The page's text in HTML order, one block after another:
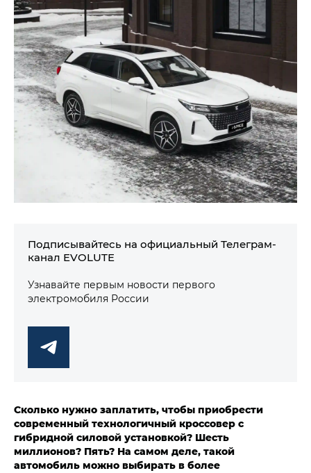
Подписывайтесь на официальный Телеграм-
канал EVOLUTE
Узнавайте первым новости первого
электромобиля России
Сколько нужно заплатить, чтобы приобрести
современный технологичный кроссовер с
гибридной силовой установкой? Шесть
миллионов? Пять? На самом деле, такой
автомобиль можно выбирать в более